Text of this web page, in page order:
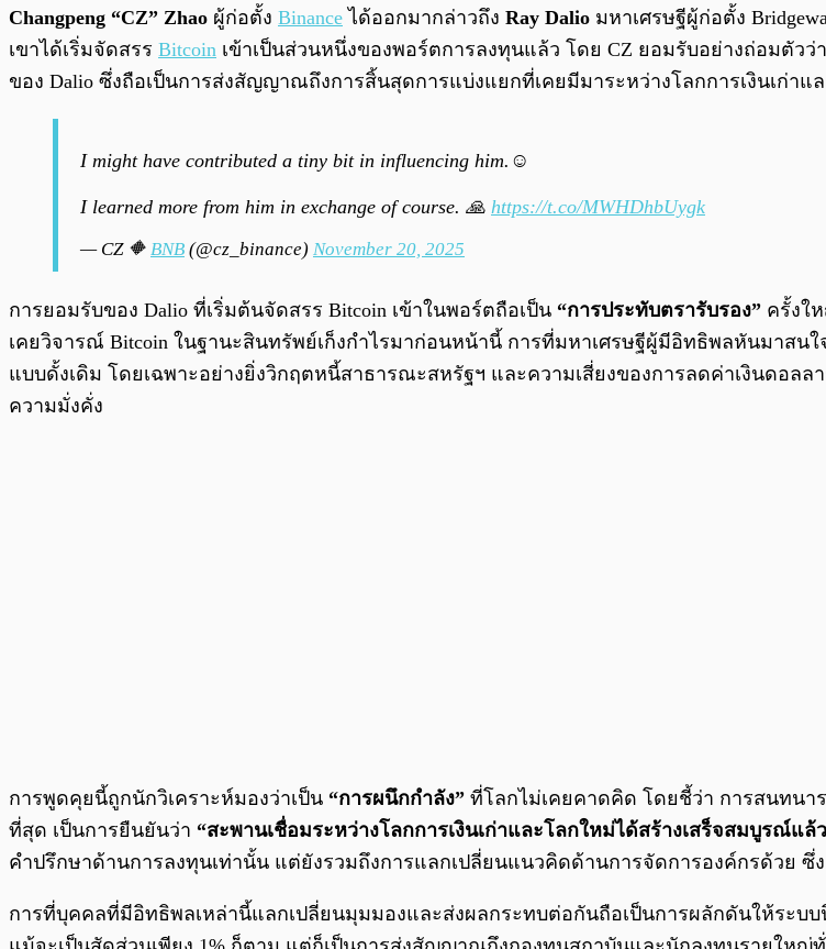
พร้อมเล่น
Changpeng “CZ” Zhao ผู้ก่อตั้ง Binance ได้ออกมากล่าวถึง Ray Dalio มหาเศรษฐีผู้ก่อตั้ง
เขาได้เริ่มจัดสรร Bitcoin เข้าเป็นส่วนหนึ่งของพอร์ตการลงทุนแล้ว โดย CZ ยอมรับอย่างถ่อมตัวว่
ของ Dalio ซึ่งถือเป็นการส่งสัญญาณถึงการสิ้นสุดการแบ่งแยกที่เคยมีมาระหว่างโลกการเงินเก่าแ
I might have contributed a tiny bit in influencing him.☺️
I learned more from him in exchange of course. 🙏 https://t.co/MWHDhbUygk
— CZ 🔶 BNB (@cz_binance) November 20, 2025
การยอมรับของ Dalio ที่เริ่มต้นจัดสรร Bitcoin เข้าในพอร์ตถือเป็น “การประทับตรารับรอง” ครั้งใ
เคยวิจารณ์ Bitcoin ในฐานะสินทรัพย์เก็งกำไรมาก่อนหน้านี้ การที่มหาเศรษฐีผู้มีอิทธิพลหันมาสน
แบบดั้งเดิม โดยเฉพาะอย่างยิ่งวิกฤตหนี้สาธารณะสหรัฐฯ และความเสี่ยงของการลดค่าเงินดอล
ความมั่งคั่ง
การพูดคุยนี้ถูกนักวิเคราะห์มองว่าเป็น “การผนึกกำลัง” ที่โลกไม่เคยคาดคิด โดยชี้ว่า การสนทนา
ที่สุด เป็นการยืนยันว่า “สะพานเชื่อมระหว่างโลกการเงินเก่าและโลกใหม่ได้สร้างเสร็จสมบูรณ์แล้
คำปรึกษาด้านการลงทุนเท่านั้น แต่ยังรวมถึงการแลกเปลี่ยนแนวคิดด้านการจัดการองค์กรด้วย ซึ่ง
การที่บุคคลที่มีอิทธิพลเหล่านี้แลกเปลี่ยนมุมมองและส่งผลกระทบต่อกันถือเป็นการผลักดันให้ระบบ